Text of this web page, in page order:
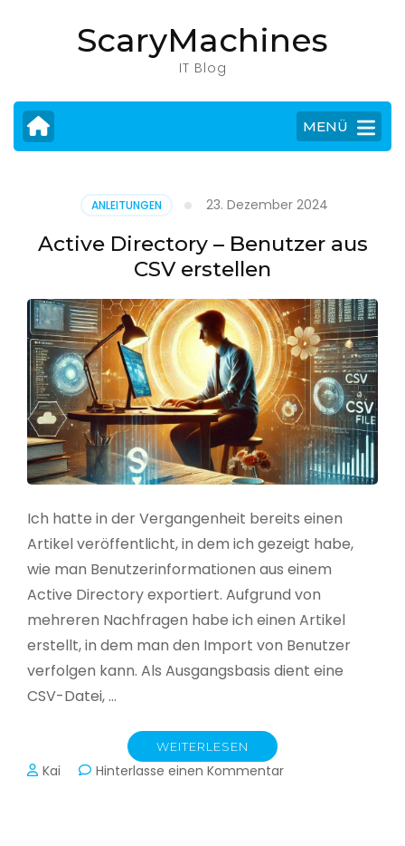
drücken)
ScaryMachines
IT Blog
MENÜ
ANLEITUNGEN 23. Dezember 2024
Active Directory – Benutzer aus
CSV erstellen
Ich hatte in der Vergangenheit bereits einen
Artikel veröffentlicht, in dem ich gezeigt habe,
wie man Benutzerinformationen aus einem
Active Directory exportiert. Aufgrund von
mehreren Nachfragen habe ich einen Artikel
erstellt, in dem man den Import von Benutzer
verfolgen kann. Als Ausgangsbasis dient eine
CSV-Datei, …
WEITERLESEN
Kai Hinterlasse einen Kommentarzu